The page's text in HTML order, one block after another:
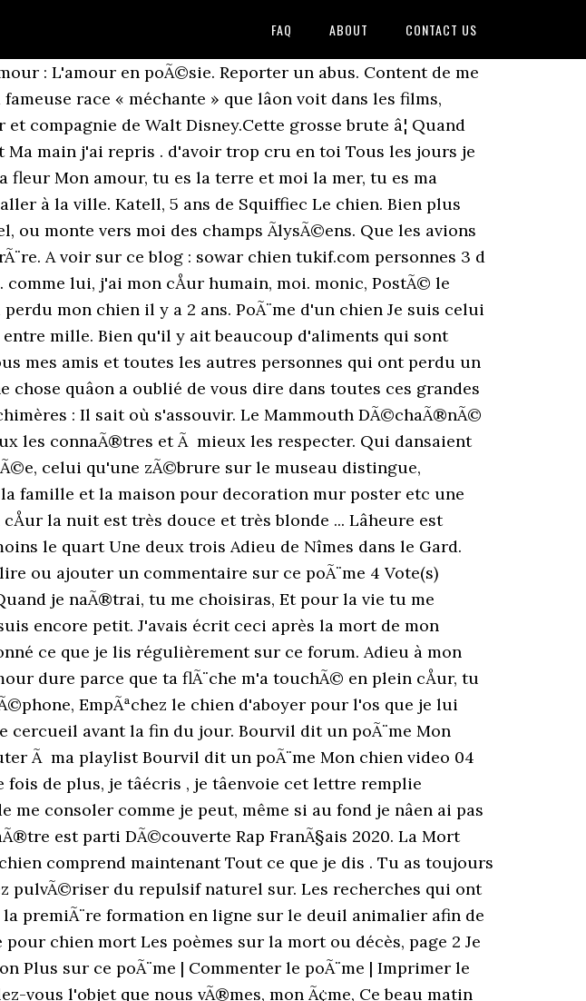
FAQ ABOUT CONTACT US
avez l'opportunitÃ© de lui dire.. Pareil pour moi, ton poÃ¨me m'a fait pleurer. Infos. 9 citation. Il sait que bientÃ´t,ce sera la fin. Citer. Article prÃ©cÃ©dent PrÃ©cÃ©dent Iesc maitre chien. La mort de son chien est une Ã©tape redoutÃ©e par tous les propriÃ©taires d'animaux. Commentaire document.getElementById("comment").setAttribute( "id", "a64337eef22b518ad95d01d54916187a" );document.getElementById("bac343b6fd").setAttribute( "id", "comment" ); Enregistrer mon nom, mon e-mail et mon site dans le navigateur pour mon prochain commentaire. 10 amis; 10 favoris; Ses. . Anonyme Les vies de chiens sont trop courtes....c'est leur seule faute, vraiment. Cette prÃ©sence qui n’est plus C'est mÃªme annoncÃ© dans le poÃ¨me-mÃªme. Je suis désolé d'apprendre la disparition de [nom du chien]. Sâil voulait être mon petit chien. - c'est bon pour les humains.... Pour l'amour - qu'Ã cela ne tienne : Viole des chiens - Gare la Chienne ! DÃ©couvrez nos merveilleux poÃ¨mes qui nous changent un peu des assurances pour animaux. Donnes-moi un foyer, et j'en serai le vigilant gardien. PoÃ¨me. Tu fais de chaque jour de ma vie un petit nid d'amour qui donne Ã notre vie un air de paradis et fait de moi la femme la plus heureuse. Blogs Images pour blog. Loisirs . Avoir un chien, c'est exister. Merci ceux qui l'ont aimÃ© et ont eu le privilÃ¨ge de connaÃ®tre ses dÃ©monstrations Ã´ combien affectueuses et dÃ©bordantes alors qu'il Ã©tait souvent victime d. Texte pour rendre hommage Ã une personne dÃ©cÃ©dÃ©e. Noiraud Cher ami, Moi aussi, j'ai un chien. Dans ces ouvrages, les chiens et les chats s'adressent directement Ã leurs maÃ®tres sous. - Hurler, nager - Et, si l'on. DERNIERS ARTICLES : Bienvenue dans les Jardins du Ciel Bienvenue dans les Jardins du Ciel.Toutes mes crÃ©as, wallpapers, fonds d'Ã©crans et tubes sont pour vous !N'hÃ©sitez pas Ã . Voila j'espÃ¨re que vous comprendrez que cela est juste une protection pour les personnes qui sont dans. DerniÃ¨res volontÃ©s. mais je manque d. Les amis, le chien est une mÃ©taphore pour le public. Nous allons lire le rÃ©cit en classe et puis nous allons parler des caractÃ©ristiques du texte descriptif. Liens: Chats. La complainte du chien abandonnÃ© ! J'aime mon chien Des poÃ¨mes Ã©crits par des chats et des chiens. Tu me donnes le bonheur et la joie Mon cÅur a chavirÃ© pour toi DÃ¨s la premiÃ¨re fois que je t'ai vu Mon amour tu es exceptionnel Je ferai tout pour toi. Citation & proverbe MORT CHIEN - 9 citations et proverbes mort chien Citations mort chien SÃ©lection de 9 citations et proverbes sur le thÃ¨me mort chien DÃ©couvrez un dicton, une parole, un bon mot, un proverbe, une citation ou phrase mort chien issus de livres, discours ou entretiens. Si je vois ton bonheur, je suis heureux! Elisabeth. Il y a des balles Ã profusion, des os Ã enterrer Je m'inquiÃ¨te Ã©normÃ©ment pour mon chien puisque cette fois-ci les piqÃ»res ne lui font plus aucun effet. C'Ã©tait un petit chien tout noir, Qui rÃ©pondait au p'tit nom de FÃ©tard Il avait le plus doux des regards C'est sa joie de vivre qui me reste en mÃ©moire. Poème À mon chien Pope â GENTLEMAN-DOG FROM NEW-LAND â mort dâune balle. Mais au grand jamais, je n'aurais pu dire oui. Nous vous montrons les 10 plus beaux vers et citations qui peuvent mettre en Ã©moi les toutous mais surtout les amoureux de ces boules de poils ! ... Je serais toujours tout près de toi, tant que mon image sera présente en toi. Tu étais notre plus grand proteteur Notre chien, notre ami Pourquoi-tu es parti ?-Il soufrais-tu sais !-Câest toi qui nous lâas enlevais ? Toi qui me dis je t'adore au quotidienJ'aimerais te direQue tu es mon amiMa confiance tu l'as gagnÃ©Ami pour l'Ã©ternitÃ©ComprÃ©hensible tu esTu as les mot qui m'Ã©vite de [. Kenaie de Grenoble. Merci le vÃ©tÃ©rinaire et tout le personnel. Viens, mon beau chat, sur mon coeur amoureux ; Retiens les griffes de ta patte, Et laisse-moi plonger dans tes beaux yeux, Mêlés de métal et dâagate. Donne-moi ma nourriture, et. Allez, je me lance. producteur ou co-producteur. Re: poÃ¨me ou texte pour mon parrain . Mais on peut quand mÃªme gentiment Lire la suite. Je dois maintenant m'arrêter. Cliquez sur la photo pour l'intÃ©grer Ã votre message. par mtdtiadmin | Sep 11, 2015 | citation, Deuil animalier, mort d'un animal de compagnie. La chatte Missou. Hier, j'ai perdu mon chien, oh, mon dieu que j'ai du chagrin, Hier, on Ã©tait Mercredi, Et c'est ce jour lÃ qu'il est parti. Je me souviens quand tu m'es apparu dans le coffre de la voiture tout fourbu, sale, o